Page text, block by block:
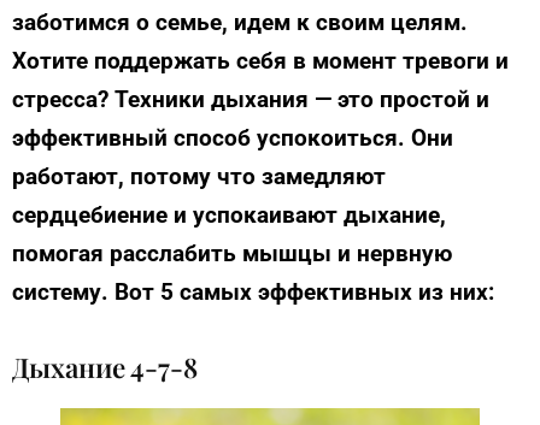
заботимся о семье, идем к своим целям.
Хотите поддержать себя в момент тревоги и
стресса? Техники дыхания — это простой и
эффективный способ успокоиться. Они
работают, потому что замедляют
сердцебиение и успокаивают дыхание,
помогая расслабить мышцы и нервную
систему. Вот 5 самых эффективных из них:
Дыхание 4-7-8